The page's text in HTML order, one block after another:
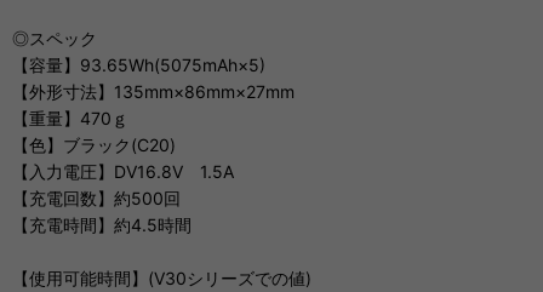
◎スペック
【容量】93.65Wh(5075mAh×5)
【外形寸法】135mm×86mm×27mm
【重量】470ｇ
【色】ブラック(C20)
【入力電圧】DV16.8V 1.5A
【充電回数】約500回
【充電時間】約4.5時間
【使用可能時間】(V30シリーズでの値)